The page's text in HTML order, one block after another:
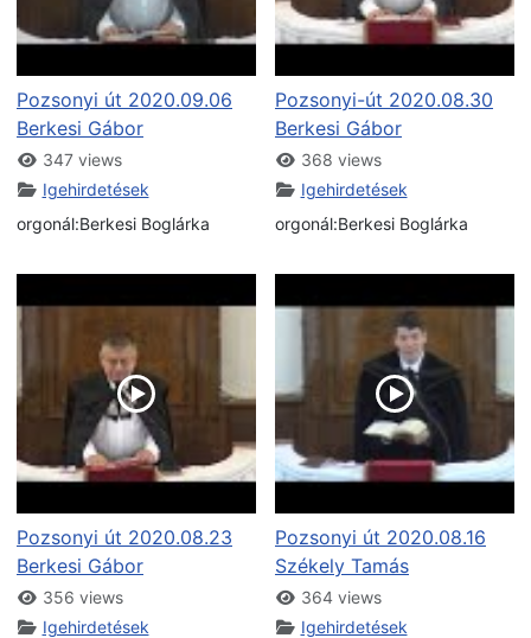
Pozsonyi út 2020.09.06
Berkesi Gábor
347 views
Igehirdetések
orgonál:Berkesi Boglárka
Pozsonyi-út 2020.08.30
Berkesi Gábor
368 views
Igehirdetések
orgonál:Berkesi Boglárka
Pozsonyi út 2020.08.23
Berkesi Gábor
356 views
Igehirdetések
Pozsonyi út 2020.08.16
Székely Tamás
364 views
Igehirdetések